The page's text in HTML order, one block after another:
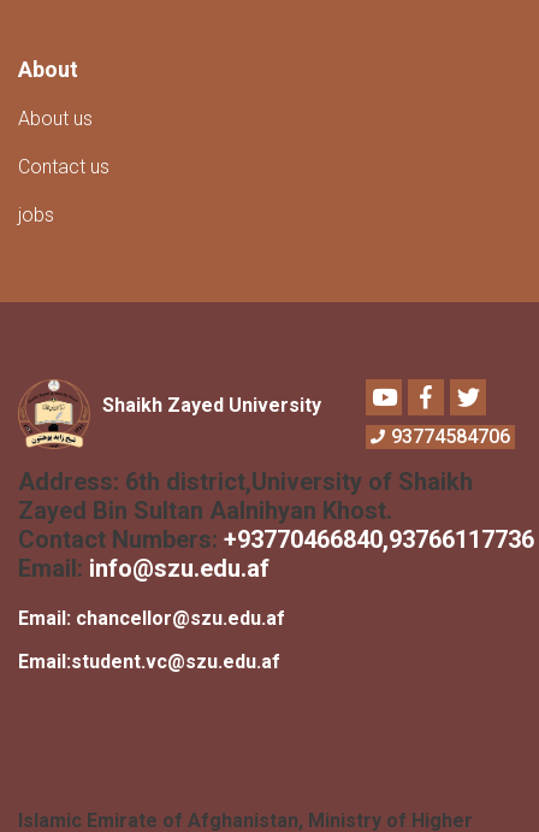
About
About us
Contact us
jobs
Shaikh Zayed University
YoutubeFacebook
Twitter
93774584706
Address: 6th district,University of Shaikh
Zayed Bin Sultan Aalnihyan Khost.
Contact Numbers: +93770466840,93766117736
Email: info@szu.edu.af
Email: chancellor@szu.edu.af
Email:student.vc@szu.edu.af
Islamic Emirate of Afghanistan, Ministry of Higher